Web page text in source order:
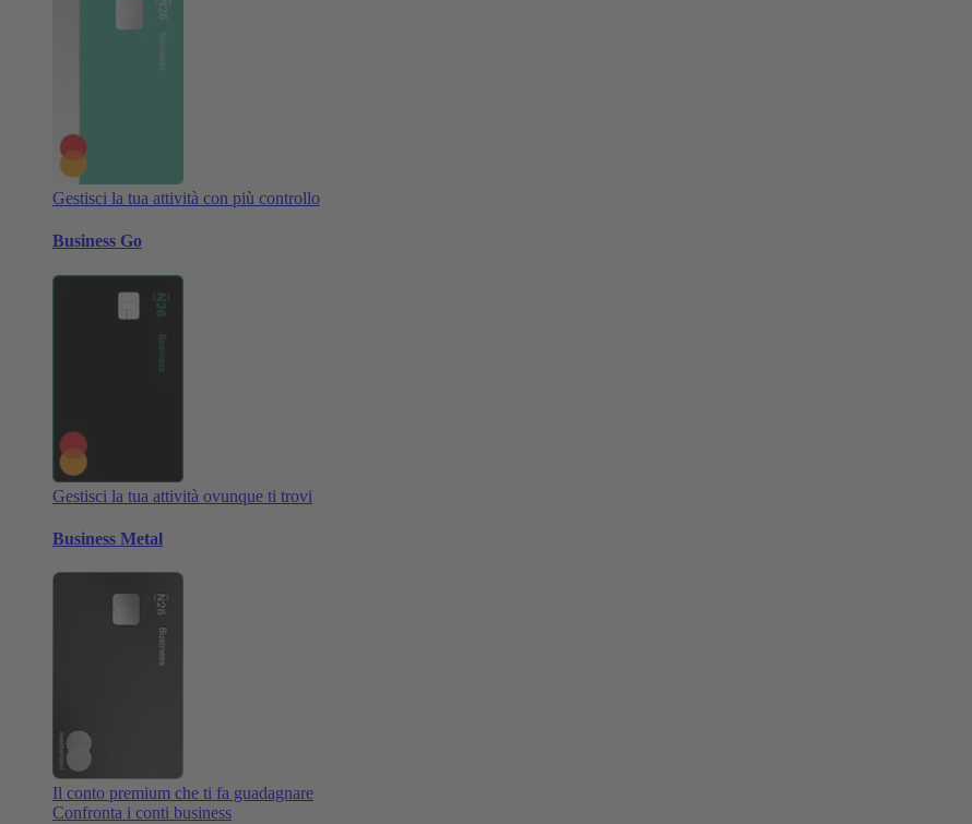
Gestisci la tua attività con più controllo
Business Go
Gestisci la tua attività ovunque ti trovi
Business Metal
Il conto premium che ti fa guadagnare
Confronta i conti business